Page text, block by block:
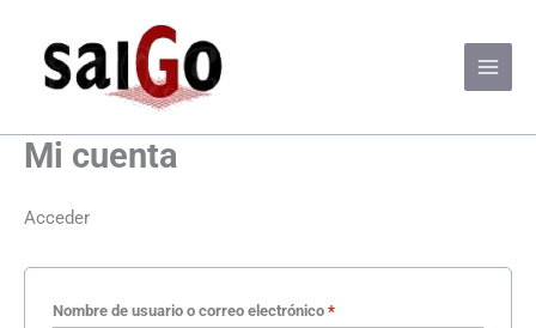
contenido
Mi cuenta
Acceder
Nombre de usuario o correo electrónico *Obligatorio